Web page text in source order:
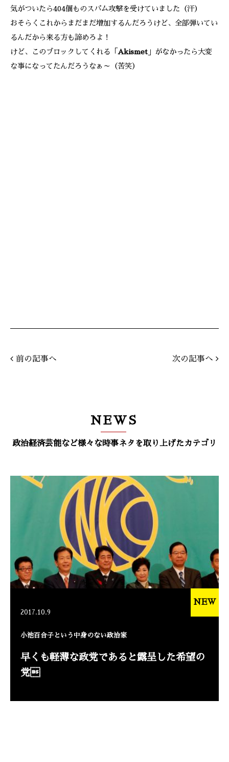
気がついたら404個ものスパム攻撃を受けていました（汗）
おそらくこれからまだまだ増加するんだろうけど、全部弾いてい
るんだから来る方も諦めろよ！
けど、このブロックしてくれる「 Akismet 」がなかったら大変
な事になってたんだろうなぁ～（苦笑）
前の記事へ 次の記事へ
NEWS
政治経済芸能など様々な時事ネタを取り上げたカテゴリ
2017.10.9
小池百合子という中身のない政治家
早くも軽薄な政党であると露呈した希望の
党
NEW